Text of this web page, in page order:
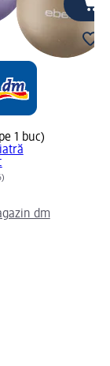
1 buc)
dm